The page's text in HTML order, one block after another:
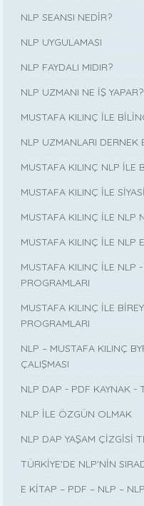
NLP SEANSI NEDİR?
NLP UYGULAMASI
NLP FAYDALI MIDIR?
NLP UZMANI NE İŞ YAPAR?
MUSTAFA KILINÇ İLE
NLP UZMANLARI DERNEK
MUSTAFA KILINÇ NLP İLE
MUSTAFA KILINÇ İLE
MUSTAFA KILINÇ İLE NLP
MUSTAFA KILINÇ İLE NLP
MUSTAFA KILINÇ İLE NLP
PROGRAMLARI
MUSTAFA KILINÇ İLE
PROGRAMLARI
NLP – MUSTAFA KILINÇ
ÇALIŞMASI
NLP DAP - PDF KAYNAK -
NLP İLE ÖZGÜN OLMAK
NLP DAP YAŞAM ÇİZGİSİ
TÜRKİYE'DE NLP'NİN
E KİTAP – PDF – NLP –